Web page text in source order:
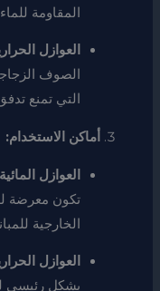
المقاومة
العوازل
الصوف
التي تمنع
أماكن الاستخدام:
العوازل المائية
تكون معرضة
الخارجية
العوازل
بشكل رئيسي